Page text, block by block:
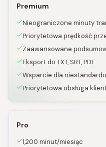
Premium
Nieograniczone minuty
Priorytetowa prędkość
Zaawansowane
Eksport do TXT, SRT, PDF
Wsparcie dla
Priorytetowa obsługa
Pro
1,200 minut/miesiąc